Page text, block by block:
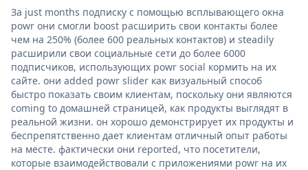
За just months подписку с помощью всплывающего окна
powr они смогли boost расширить свои контакты более
чем на 250% (более 600 реальных контактов) и steadily
расширили свои социальные сети до более 6000
подписчиков, использующих powr social кормить на их
сайте. они added powr slider как визуальный способ
быстро показать своим клиентам, поскольку они являются
coming to домашней страницей, как продукты выглядят в
реальной жизни. он хорошо демонстрирует их продукты и
беспрепятственно дает клиентам отличный опыт работы
на месте. фактически они reported, что посетители,
которые взаимодействовали с приложениями powr на их